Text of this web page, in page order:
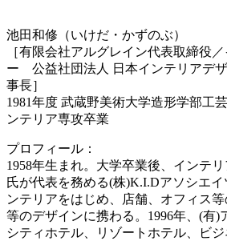
池田和修（いけだ・かずのぶ）
［有限会社アルグレイン代表取締役
ー 公益社団法人 日本インテリアデ
事長］
1981年度 武蔵野美術大学造形学部工
ンテリア専攻卒業
プロフィール：
1958年生まれ。大学卒業後、インテ
氏が代表を務める(株)K.I.Dアソシエ
ンテリアをはじめ、店舗、オフィス
等のデザインに携わる。1996年、(有)
シティホテル、リゾートホテル、ビ